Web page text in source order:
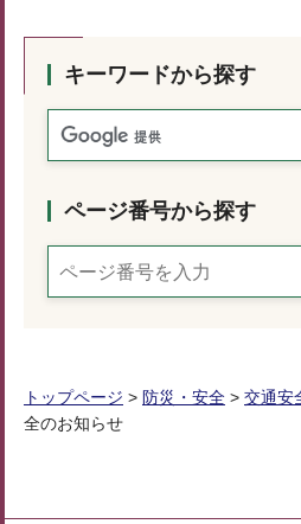
キーワードから探す
ページ番号から探す
トップページ > 防災・安全 > 交通安
全のお知らせ